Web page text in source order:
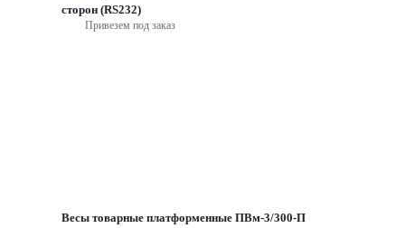
сторон (RS232)
Привезем под заказ
Весы товарные платформенные ПВм-3/300-П